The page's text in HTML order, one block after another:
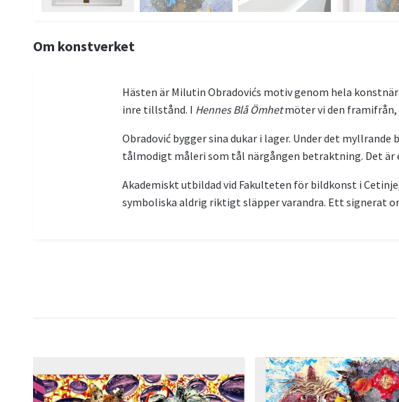
Om konstverket
Hästen är Milutin Obradovićs motiv genom hela
inre tillstånd. I Hennes Blå Ömhetmöter vi den framifrån,
Obradović bygger sina dukar i lager. Under det
tålmodigt måleri som tål närgången betraktning. Det
Akademiskt utbildad vid Fakulteten för bildkonst i
symboliska aldrig riktigt släpper varandra. Ett signerat